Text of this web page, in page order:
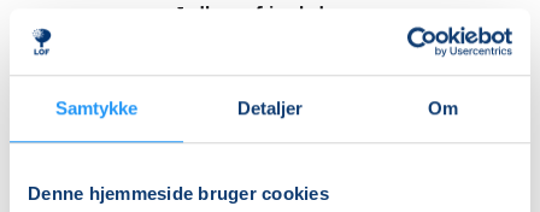
Samtykke Detaljer Om
Denne hjemmeside bruger cookies
Indlæser frie pladser...
Priser